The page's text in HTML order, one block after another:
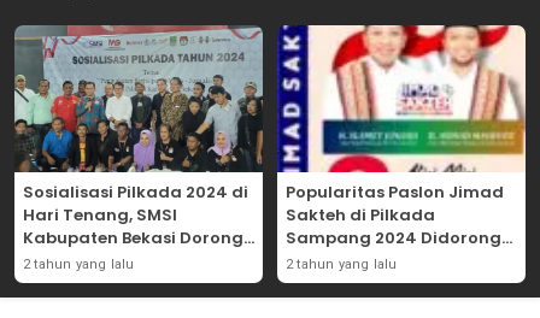
Sosialisasi Pilkada 2024 di
Hari Tenang, SMSI
Kabupaten Bekasi Dorong
Angka Partisipasi
Masyarakat
2 tahun yang lalu
Popularitas Paslon Jimad
Sakteh di Pilkada
Sampang 2024 Didorong
Kebijakan Populis dan
Dukungan Ulama
2 tahun yang lalu